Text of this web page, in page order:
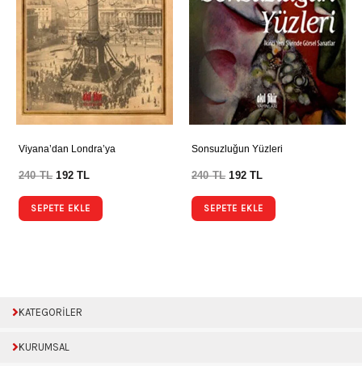
Viyana’dan Londra’ya
240TL 192TL
SEPETE EKLE
Sonsuzluğun Yüzleri
240TL 192TL
SEPETE EKLE
KATEGORİLER
KURUMSAL